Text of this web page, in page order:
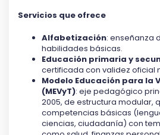
Servicios que ofrece
Alfabetización: enseñanza
habilidades básicas.
Educación primaria y
certificada con validez oficial
Modelo Educación para la
(MEVyT): eje pedagógico
2005, de estructura modular,
competencias básicas
ciencias, ciudadanía) con